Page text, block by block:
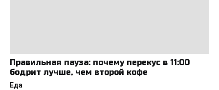
Правильная пауза: почему перекус в 11:00
бодрит лучше, чем второй кофе
Еда